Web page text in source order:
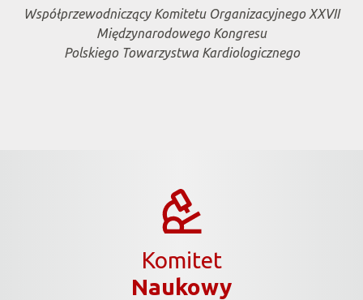
Współprzewodniczący Komitetu Organizacyjnego XXVII
Międzynarodowego Kongresu
Polskiego Towarzystwa Kardiologicznego
Komitet
Naukowy